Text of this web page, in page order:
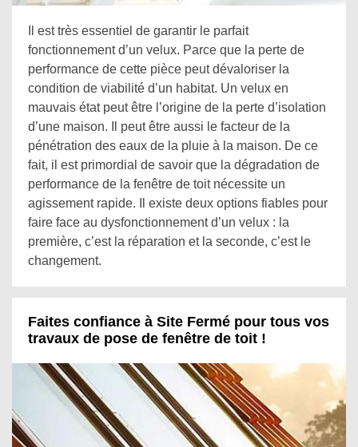
Il est très essentiel de garantir le parfait
fonctionnement d’un velux. Parce que la perte de
performance de cette pièce peut dévaloriser la
condition de viabilité d’un habitat. Un velux en
mauvais état peut être l’origine de la perte d’isolation
d’une maison. Il peut être aussi le facteur de la
pénétration des eaux de la pluie à la maison. De ce
fait, il est primordial de savoir que la dégradation de
performance de la fenêtre de toit nécessite un
agissement rapide. Il existe deux options fiables pour
faire face au dysfonctionnement d’un velux : la
première, c’est la réparation et la seconde, c’est le
changement.
Faites confiance à Site Fermé pour tous vos
travaux de pose de fenêtre de toit !